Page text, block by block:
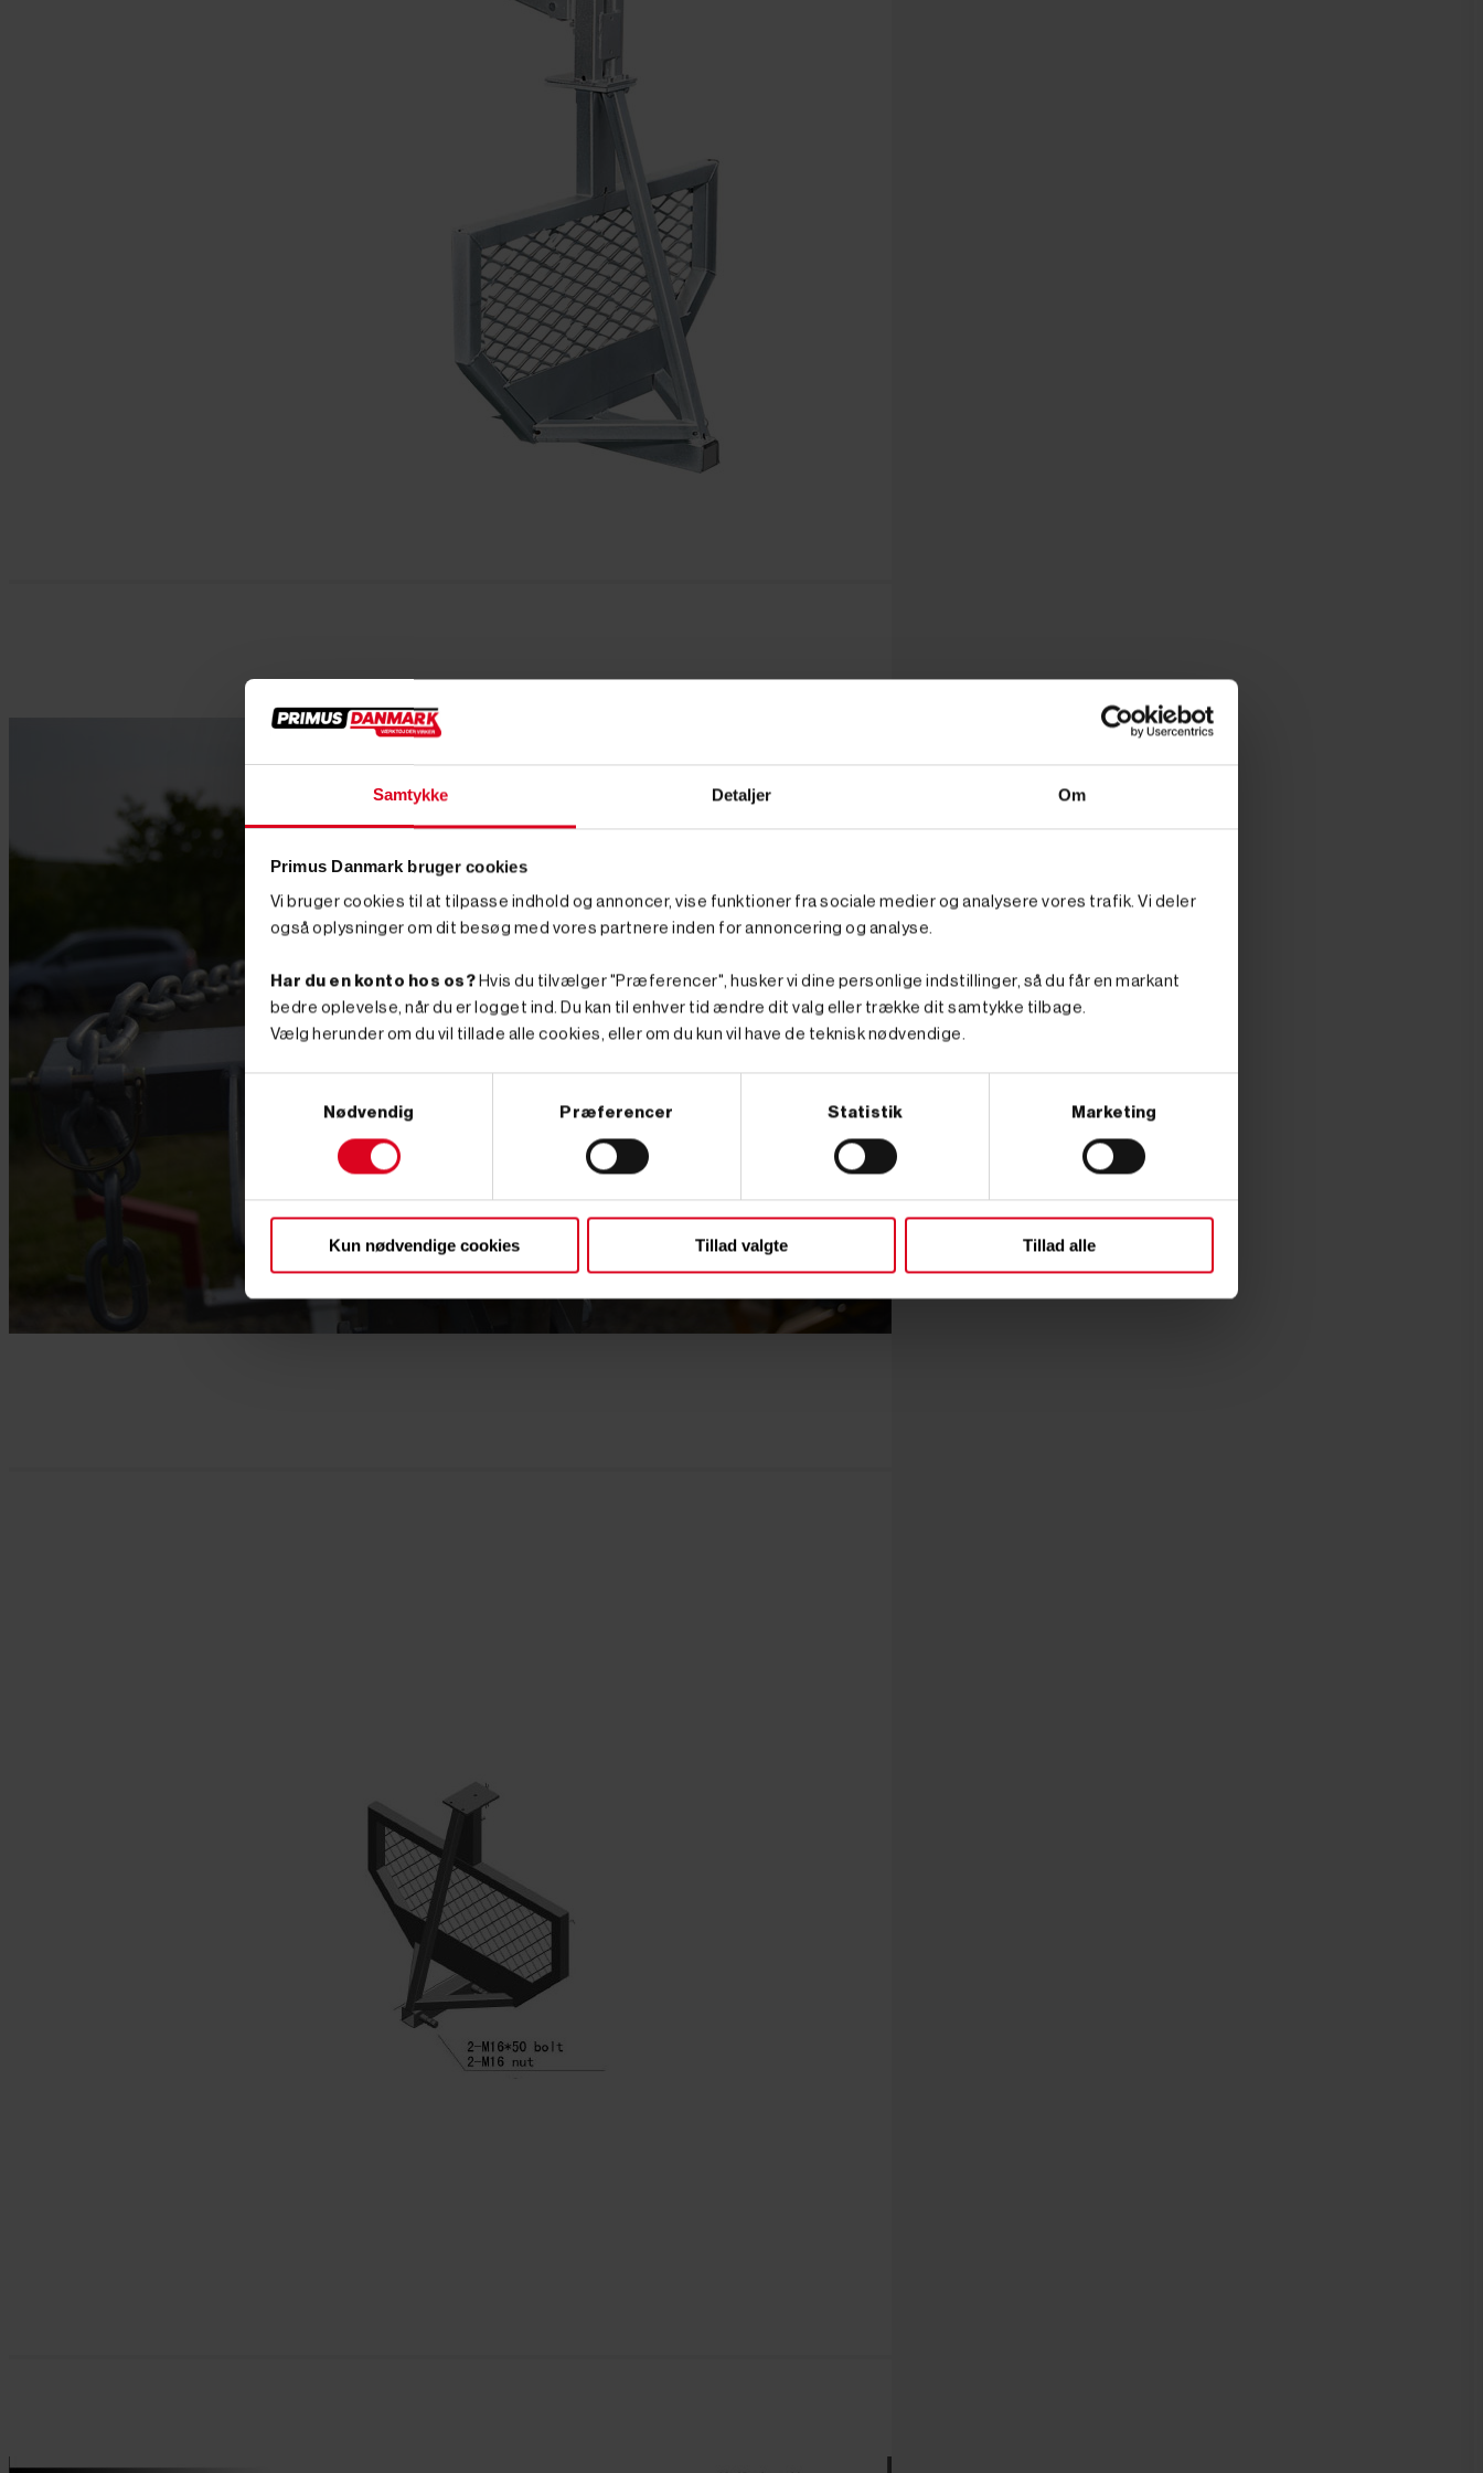
Samtykke Detaljer Om
Primus Danmark bruger cookies
Vi bruger cookies til at tilpasse indhold og annoncer, vise funktioner fra sociale medier og analysere vores trafik. Vi deler
også oplysninger om dit besøg med vores partnere inden for annoncering og analyse.
Har du en konto hos os? Hvis du tilvælger "Præferencer", husker vi dine personlige indstillinger, så du får en markant
bedre oplevelse, når du er logget ind. Du kan til enhver tid ændre dit valg eller trække dit samtykke tilbage.
Vælg herunder om du vil tillade alle cookies, eller om du kun vil have de teknisk nødvendige.
Nødvendig Præferencer Statistik Marketing
Kun nødvendige cookies Tillad valgte Tillad alle